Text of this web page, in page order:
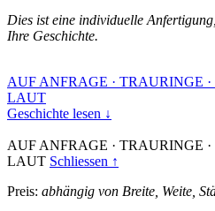
Dies ist eine individuelle
Ihre Geschichte.
AUF ANFRAGE · TRAURINGE ·
LAUT
Geschichte lesen ↓
AUF ANFRAGE · TRAURINGE ·
LAUT Schliessen ↑
Preis: abhängig von Breite, Weite,